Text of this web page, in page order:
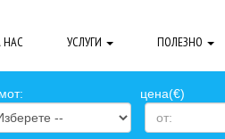
НАС УСЛУГИ ПОЛЕЗНО
цена(€)